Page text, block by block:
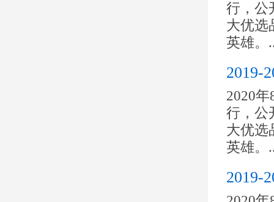
行，公
大优选
英雄。
2019-
2020
行，公
大优选
英雄。
2019-